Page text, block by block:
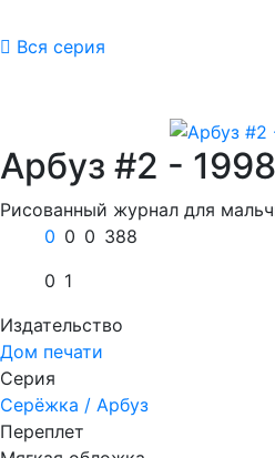
Вся серия
Арбуз #2 - 1998
Рисованный журнал для
0 0 0 388
0 1
Издательство
Дом печати
Серия
Серёжка / Арбуз
Переплет